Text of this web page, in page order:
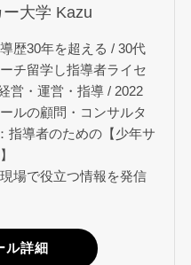
大学 Kazu
歴30年を超える / 30代
チ留学し指導者ライセ
営・運営・指導 / 2022
ルの顧問・コンサルタ
指導者のための【少年サ
場で役立つ情報を発信
ル詳細